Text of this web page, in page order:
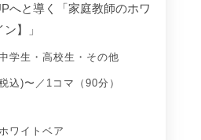
へと導く「家庭教師のホワ
】」
学生 ・ 高校生 ・ その他
込)〜／1コマ（90分）
ワイトベア